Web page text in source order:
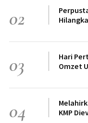
02
03
Hari
Omzet
04
KMP